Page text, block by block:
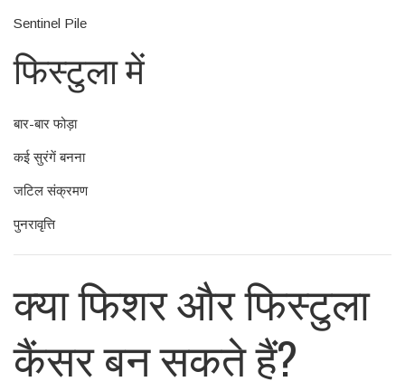
Sentinel Pile
फिस्टुला में
बार-बार फोड़ा
कई सुरंगें बनना
जटिल संक्रमण
पुनरावृत्ति
क्या फिशर और फिस्टुला
कैंसर बन सकते हैं?